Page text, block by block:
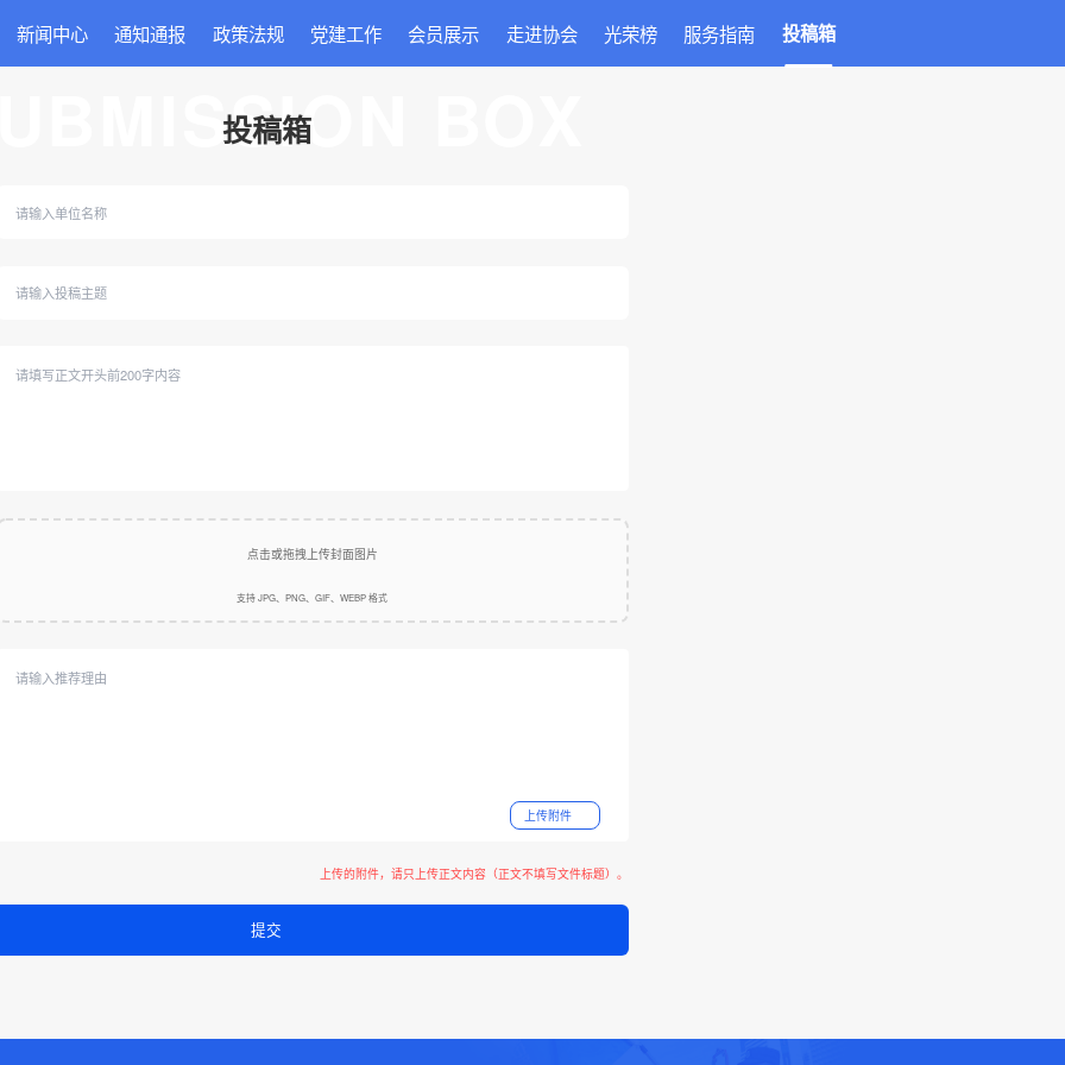
新闻中心 通知通报 政策法规 党建工作 会员展示 走进协会 光荣榜 服务指南 投稿箱
投稿箱 BOX
点击或拖拽上传封面图片
支持 JPG、PNG、GIF、WEBP 格式
上传附件
上传的附件，请只上传正文内容（正文不填写文件标题）。
提交